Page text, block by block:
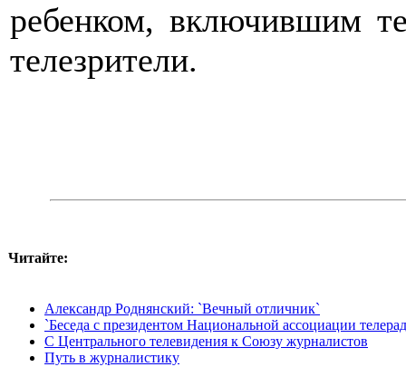
ребенком, включившим
телезрители.
Читайте:
Александр Роднянский: `Вечный отличник`
`Беседа с президентом Национальной ассоциации
С Центрального телевидения к Союзу журналистов
Путь в журналистику